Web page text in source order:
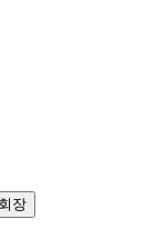
장